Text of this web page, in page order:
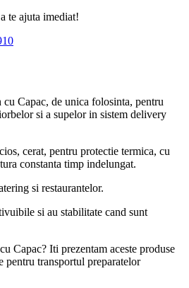
te ajuta imediat!
Capac, de unica folosinta, pentru
si a supelor in sistem delivery
cerat, pentru protectie termica, cu
constanta timp indelungat.
si restaurantelor.
si au stabilitate cand sunt
Capac? Iti prezentam aceste produse
pentru transportul preparatelor